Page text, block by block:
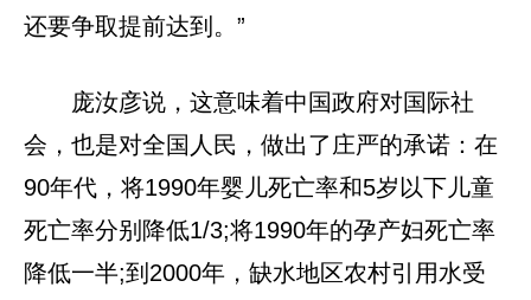
还要争取提前达到。”
庞汝彦说，这意味着中国政府对国际社
会，也是对全国人民，做出了庄严的承诺：在
90年代，将1990年婴儿死亡率和5岁以下儿童
死亡率分别降低1/3;将1990年的孕产妇死亡率
降低一半;到2000年，缺水地区农村引用水受